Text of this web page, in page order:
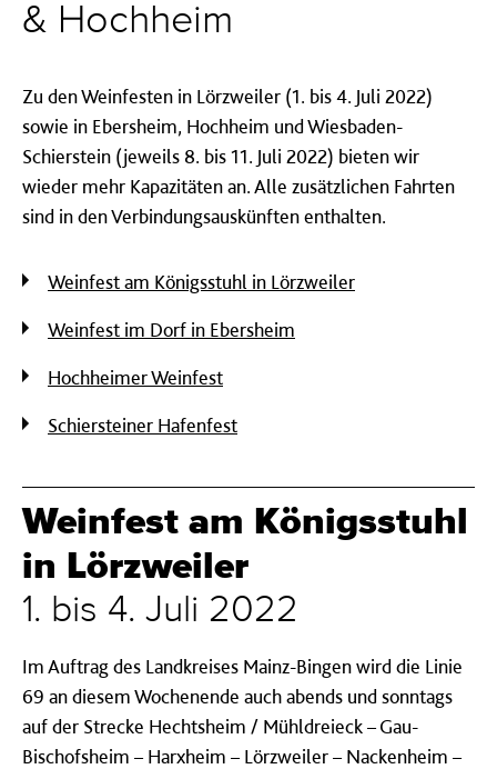
& Hochheim
Zu den Weinfesten in Lörzweiler (1. bis 4. Juli 2022)
sowie in Ebersheim, Hochheim und Wiesbaden-
Schierstein (jeweils 8. bis 11. Juli 2022) bieten wir
wieder mehr Kapazitäten an. Alle zusätzlichen Fahrten
sind in den Verbindungsauskünften enthalten.
Weinfest am Königsstuhl in Lörzweiler
Weinfest im Dorf in Ebersheim
Hochheimer Weinfest
Schiersteiner Hafenfest
Weinfest am Königsstuhl
in Lörzweiler
1. bis 4. Juli 2022
Im Auftrag des Landkreises Mainz-Bingen wird die Linie
69 an diesem Wochenende auch abends und sonntags
auf der Strecke Hechtsheim / Mühldreieck – Gau-
Bischofsheim – Harxheim – Lörzweiler – Nackenheim –